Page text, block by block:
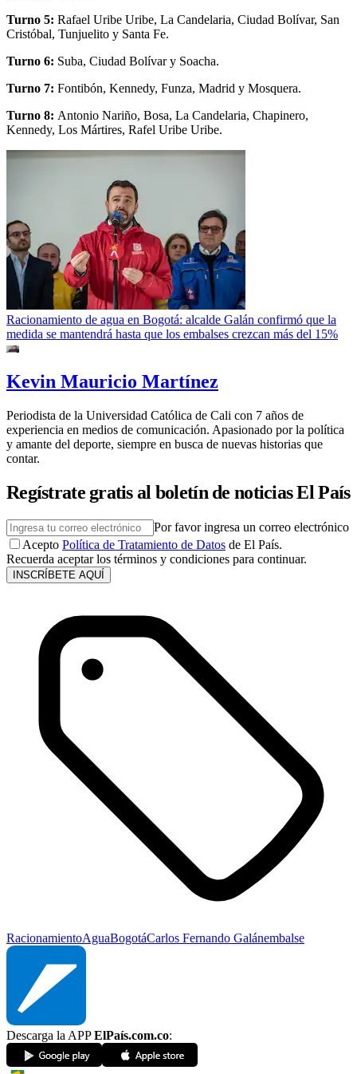
Turno 5: Rafael Uribe Uribe, La Candelaria, Ciudad Bolívar, San
Cristóbal, Tunjuelito y Santa Fe.
Turno 6: Suba, Ciudad Bolívar y Soacha.
Turno 7: Fontibón, Kennedy, Funza, Madrid y Mosquera.
Turno 8: Antonio Nariño, Bosa, La Candelaria, Chapinero,
Kennedy, Los Mártires, Rafel Uribe Uribe.
Racionamiento de agua en Bogotá: alcalde Galán confirmó que la
medida se mantendrá hasta que los embalses crezcan más del 15%
Kevin Mauricio Martínez
Periodista de la Universidad Católica de Cali con 7 años de
experiencia en medios de comunicación. Apasionado por la política
y amante del deporte, siempre en busca de nuevas historias que
contar.
Regístrate gratis al boletín de noticias El País
Por favor ingresa un correo electrónico
Acepto Política de Tratamiento de Datos de El País.
Recuerda aceptar los términos y condiciones para continuar.
INSCRÍBETE AQUÍ
RacionamientoAguaBogotáCarlos Fernando Galánembalse
Descarga la APPElPaís.com.co: